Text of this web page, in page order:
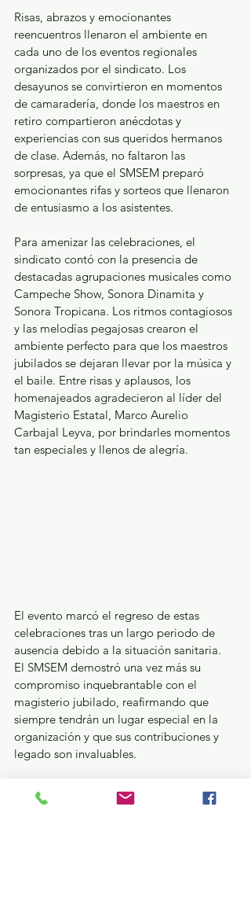
Risas, abrazos y emocionantes
reencuentros llenaron el ambiente en
cada uno de los eventos regionales
organizados por el sindicato. Los
desayunos se convirtieron en momentos
de camaradería, donde los maestros en
retiro compartieron anécdotas y
experiencias con sus queridos hermanos
de clase. Además, no faltaron las
sorpresas, ya que el SMSEM preparó
emocionantes rifas y sorteos que llenaron
de entusiasmo a los asistentes.
Para amenizar las celebraciones, el
sindicato contó con la presencia de
destacadas agrupaciones musicales como
Campeche Show, Sonora Dinamita y
Sonora Tropicana. Los ritmos contagiosos
y las melodías pegajosas crearon el
ambiente perfecto para que los maestros
jubilados se dejaran llevar por la música y
el baile. Entre risas y aplausos, los
homenajeados agradecieron al líder del
Magisterio Estatal, Marco Aurelio
Carbajal Leyva, por brindarles momentos
tan especiales y llenos de alegría.
El evento marcó el regreso de estas
celebraciones tras un largo periodo de
ausencia debido a la situación sanitaria.
El SMSEM demostró una vez más su
compromiso inquebrantable con el
magisterio jubilado, reafirmando que
siempre tendrán un lugar especial en la
organización y que sus contribuciones y
legado son invaluables.
En un mundo donde el tiempo avanza
rápidamente, el SMSEM se esfuerza por